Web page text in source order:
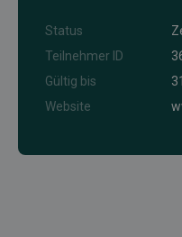
Status
Teilnehmer ID
Gültig bis
Website